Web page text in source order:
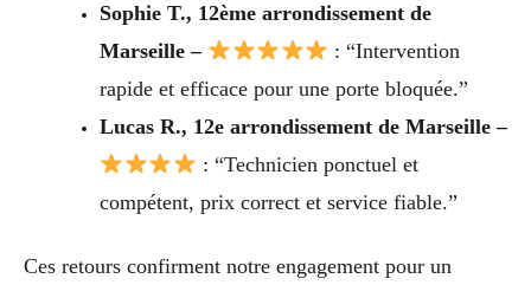
Sophie T., 12ème arrondissement de
Marseille –
: “Intervention
rapide et efficace pour une porte bloquée.”
Lucas R., 12e arrondissement de Marseille –
: “Technicien ponctuel et
compétent, prix correct et service fiable.”
Ces retours confirment notre engagement pour un